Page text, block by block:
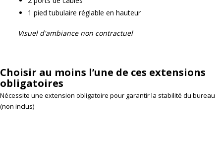
1 pied tubulaire réglable en hauteur
Visuel d'ambiance non contractuel
Choisir au moins l’une de ces extensions
obligatoires
Nécessite une extension obligatoire pour garantir la stabilité du bureau
(non inclus)